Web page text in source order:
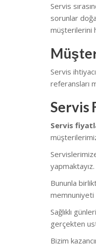
Servis
sorunlar
müşterilerini
Servis
referansları
Servis
Servis
yapmaktayız.
Bununla
Sağlıklı
gerçekten
Bizim